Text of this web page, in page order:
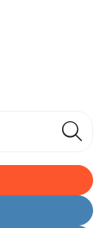
🔎